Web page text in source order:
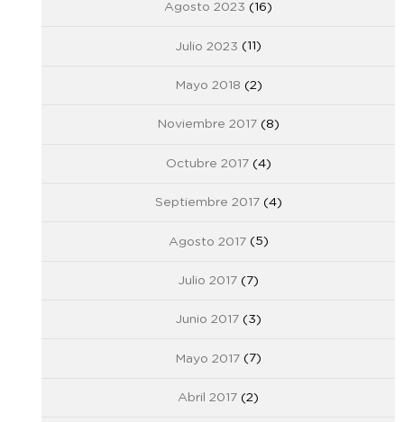
Agosto 2023 (16)
Julio 2023 (11)
Mayo 2018 (2)
Noviembre 2017 (8)
Octubre 2017(4)
Septiembre 2017(4)
Agosto 2017(5)
Julio 2017 (7)
Junio 2017 (3)
Mayo 2017 (7)
Abril 2017 (2)